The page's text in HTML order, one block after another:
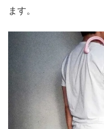
ます。